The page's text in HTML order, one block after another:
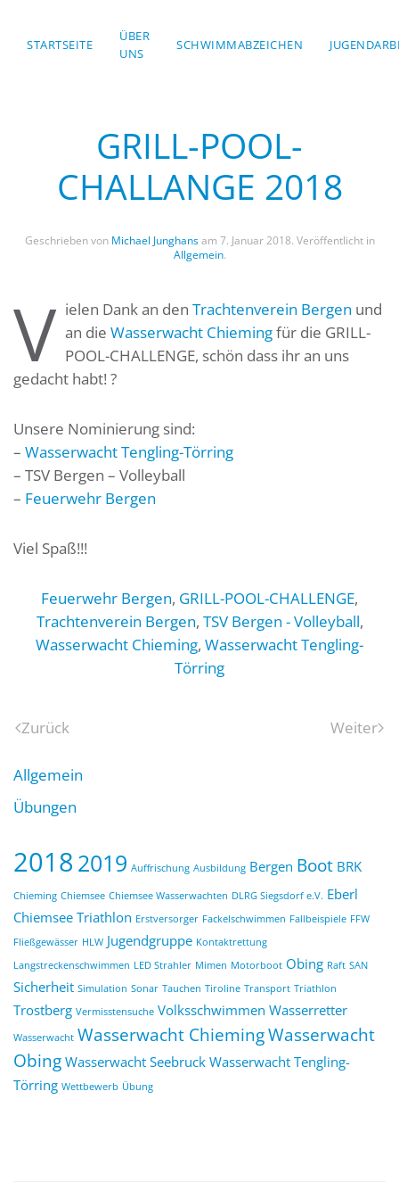
Skip to main content
STARTSEITE
ÜBER
UNS
SCHWIMMABZEICHEN
GRILL-POOL-
CHALLANGE 2018
Geschrieben von Michael Junghansam 7. Januar 2018. Veröffentlicht in
Allgemein.
V ielen Dank an den Trachtenverein Bergen und
an die Wasserwacht Chiemingfür die GRILL-
POOL-CHALLENGE, schön dass ihr an uns
gedacht habt! ?
Unsere Nominierung sind:
– Wasserwacht Tengling-Törring
– TSV Bergen – Volleyball
– Feuerwehr Bergen
Viel Spaß!!!
Feuerwehr Bergen, GRILL-POOL-CHALLENGE,
Trachtenverein Bergen, TSV Bergen - Volleyball,
Wasserwacht Chieming, Wasserwacht Tengling-
Törring
Zurück Weiter
Allgemein
Übungen
2018 2019 Auffrischung Ausbildung Bergen Boot BRK
Chieming Chiemsee Chiemsee Wasserwachten DLRG Siegsdorf e.V. Eberl
Chiemsee Triathlon Erstversorger Fackelschwimmen Fallbeispiele FFW
Fließgewässer HLW Jugendgruppe Kontaktrettung
Langstreckenschwimmen LED Strahler Mimen Motorboot Obing Raft SAN
Sicherheit Simulation Sonar Tauchen Tiroline Transport Triathlon
Trostberg Vermisstensuche Volksschwimmen Wasserretter
Wasserwacht Wasserwacht ChiemingWasserwacht
ObingWasserwacht SeebruckWasserwacht Tengling-
Törring Wettbewerb Übung